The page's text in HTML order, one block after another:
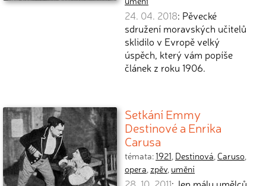
24. 04. 2018: Pěvecké
sdružení moravských učitelů
sklidilo v Evropě velký
úspěch, který vám popíše
článek z roku 1906.
Setkání Emmy
Destinové a Enrika
Carusa
témata:1921, Destinová,Caruso,
opera, zpěv, umění